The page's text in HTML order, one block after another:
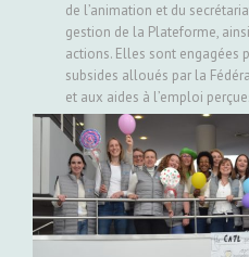
de l’animation et du
gestion de la Plateforme,
actions. Elles sont engagées
subsides alloués par la
et aux aides à l’emploi